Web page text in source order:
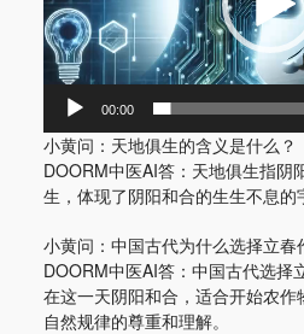
00:00
小黄问：天地俱生的含义是什么？
DOORM中医AI答：天地俱生指阴
生，体现了阴阳和合的生生不息的
小黄问：中国古代为什么选择立春
DOORM中医AI答：中国古代选择
在这一天阴阳和合，适合开始农
自然规律的尊重和理解。